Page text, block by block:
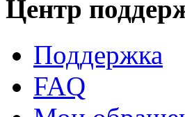
Центр
Поддержка
FAQ